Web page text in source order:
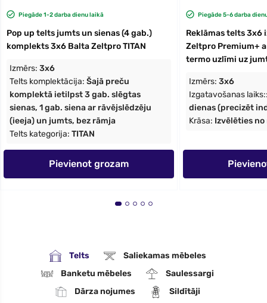
Piegāde 1-2 darba dienu laikā
Pop up telts jumts un sienas (4 gab.)
komplekts 3x6 Balta Zeltpro TITAN
Izmērs: 3x6
Telts komplektācija: Šajā preču
komplektā ietilpst 3 gab. slēgtas
sienas, 1 gab. siena ar rāvējslēdzēju
(ieeja) un jumts, bez rāmja
Telts kategorija: TITAN
Pievienot grozam
Piegāde 5-6 darba
Reklāmas telts 3x6
Zeltpro Premium+
termo uzlīmi uz
Izmērs: 3x6
Izgatavošanas
dienas (precizēt
Krāsa: Izvēlēties
Telts
Saliekamas mēbeles
Banketu mēbeles
Saulessargi
Dārza nojumes
Sildītāji